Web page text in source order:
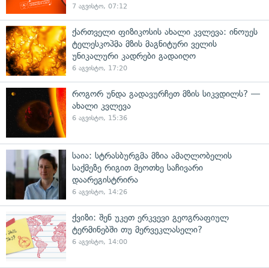
7 აგვისტო, 07:12
ქართველი ფიზიკოსის ახალი კვლევა: ინოუეს
ტელესკოპმა მზის მაგნიტური ველის
უნიკალური კადრები გადაიღო
6 აგვისტო, 17:20
როგორ უნდა გადავურჩეთ მზის სიკვდილს? —
ახალი კვლევა
6 აგვისტო, 15:36
საია: სტრასბურგმა მზია ამაღლობელის
საქმეზე რიგით მეოთხე საჩივარი
დაარეგისტრირა
6 აგვისტო, 14:26
ქვიზი: შენ უკეთ ერკვევი გეოგრაფიულ
ტერმინებში თუ მერვეკლასელი?
6 აგვისტო, 14:00